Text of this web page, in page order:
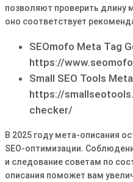
позволяют проверить длину
оно соответствует
SEOmofo Meta Tag
https://
Small SEO Tools
https://
checker/
В 2025 году мета-описания
SEO-оптимизации.
и следование советам по
описания поможет вам